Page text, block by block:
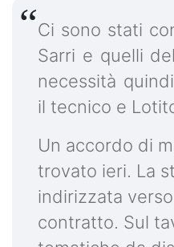
Ci sono stati
Sarri e quelli
necessità
il tecnico e
Un accordo di
trovato ieri. La
indirizzata
contratto. Sul